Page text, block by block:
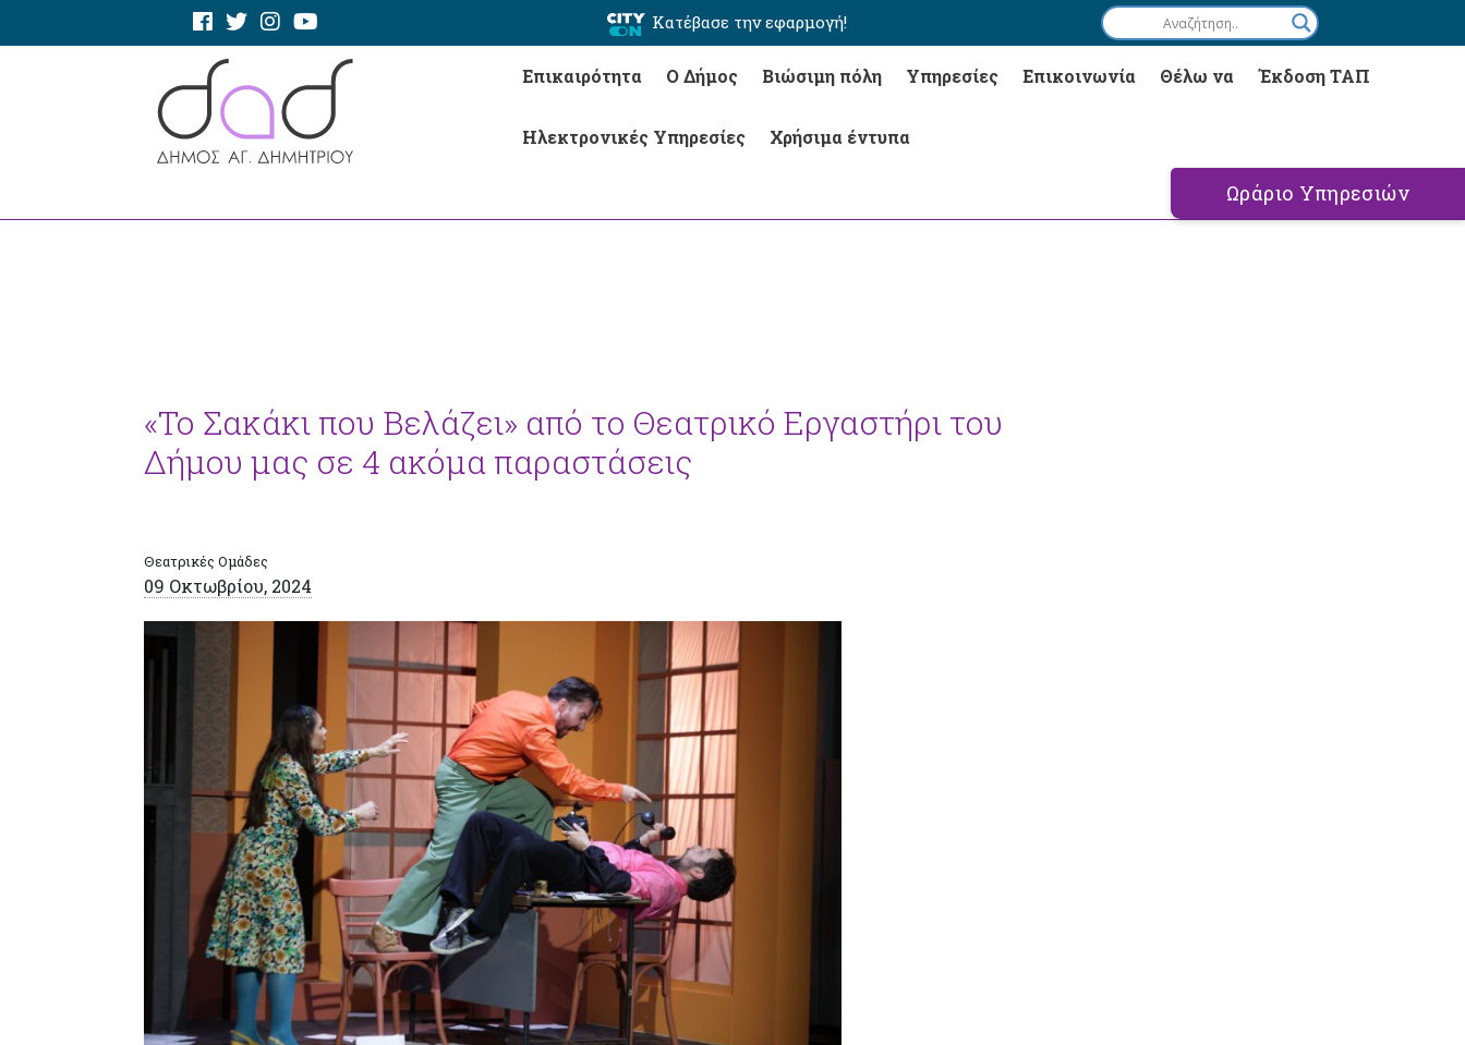
Κατέβασε την εφαρμογή!
Επικαιρότητα Ο Δήμος Βιώσιμη πόλη Υπηρεσίες Επικοινωνία Θέλω να Έκδοση ΤΑΠ
Ηλεκτρονικές Υπηρεσίες Χρήσιμα έντυπα
Ωράριο Υπηρεσιών
«Το Σακάκι που Βελάζει» από το Θεατρικό Εργαστήρι του
Δήμου μας σε 4 ακόμα παραστάσεις
Θεατρικές Ομάδες
09 Οκτωβρίου, 2024